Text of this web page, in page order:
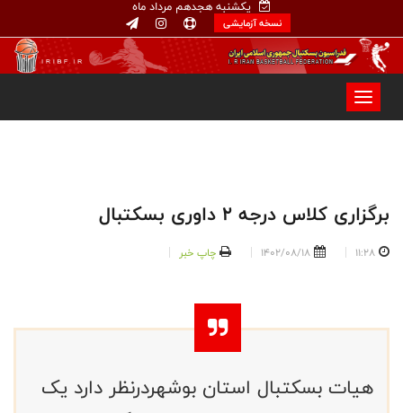
یکشنبه هجدهم مرداد ماه
نسخه آزمایشی
برگزاری کلاس درجه 2 داوری بسکتبال
11:28
1402/08/18 چاپ خبر
هیات بسکتبال استان بوشهردرنظر دارد یک